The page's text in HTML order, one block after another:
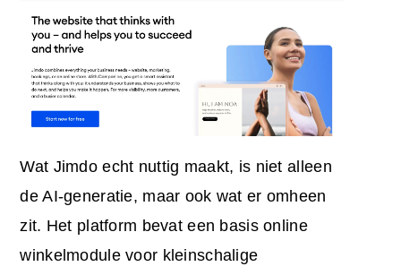
Wat Jimdo echt nuttig maakt, is niet alleen
de AI-generatie, maar ook wat er omheen
zit. Het platform bevat een basis online
winkelmodule voor kleinschalige